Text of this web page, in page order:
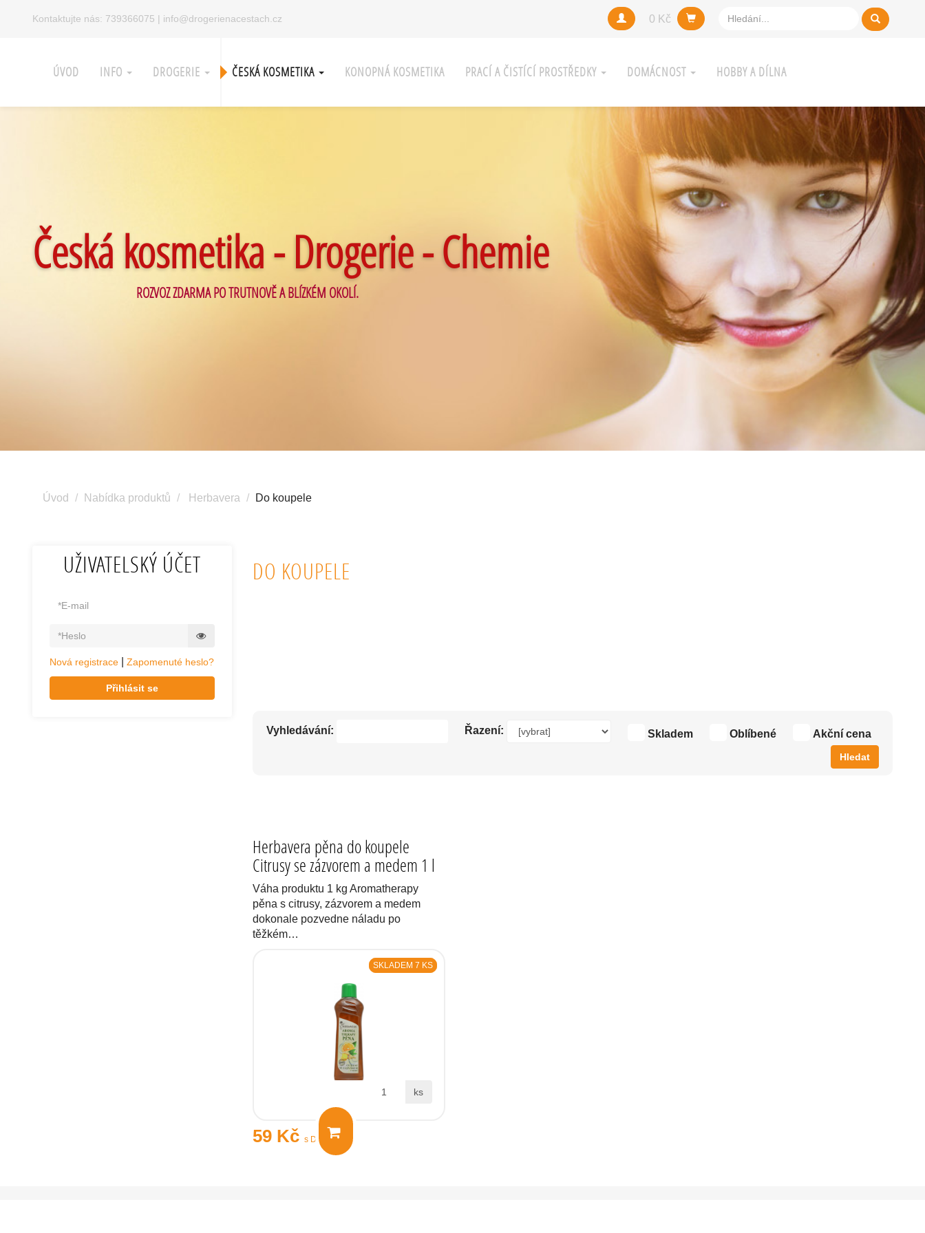
Kontaktujte nás: 739366075 | info@drogerienacestach.cz 0 Kč
ÚVOD INFO DROGERIE ČESKÁ KOSMETIKA KONOPNÁ KOSMETIKA PRACÍ A ČISTÍCÍ PROSTŘEDKY DOMÁCNOST HOBBY A DÍLNA
Česká kosmetika - Drogerie - Chemie
ROZVOZ ZDARMA PO TRUTNOVĚ A BLÍZKÉM OKOLÍ.
Úvod Nabídka produktů Herbavera Do koupele
UŽIVATELSKÝ ÚČET
Nová registrace Zapomenuté heslo?
Přihlásit se
DO KOUPELE
Vyhledávání: Řazení: Skladem Oblíbené Akční cena
Hledat
Herbavera pěna do koupele
Citrusy se zázvorem a medem 1 l
Váha produktu 1 kg Aromatherapy
pěna s citrusy, zázvorem a medem
dokonale pozvedne náladu po
těžkém…
SKLADEM 7 KS
59 Kč s DPH
ks